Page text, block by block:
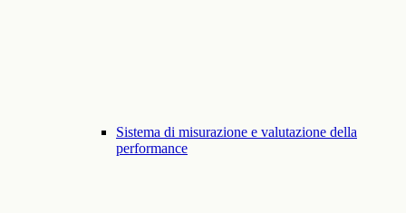
Sistema di misurazione e valutazione della
performance